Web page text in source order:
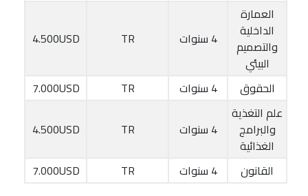
العمارة
الداخلية
والتصميم
البيئي
4 سنوات TR
4.500USD
الحقوق 4 سنوات TR
7.000USD
علم التغذية
والبرامج
الغذائية
4 سنوات TR
4.500USD
القانون
4 سنوات TR
7.000USD